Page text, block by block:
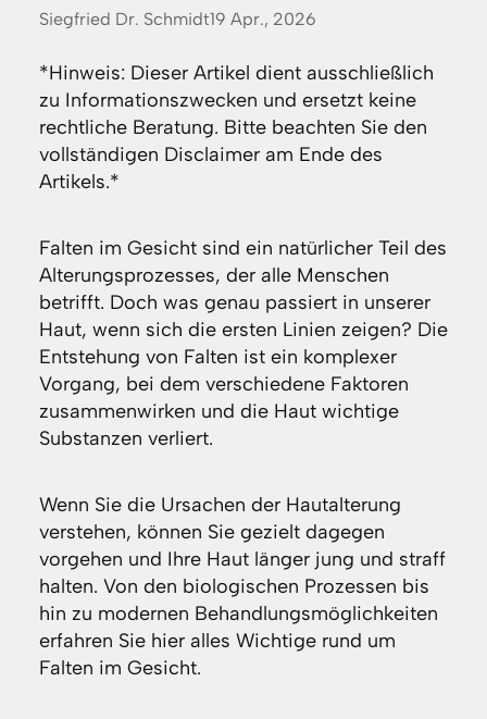
Posted
Siegfried Dr. Schmidt19 Apr., 2026
*Hinweis: Dieser Artikel dient ausschließlich
zu Informationszwecken und ersetzt keine
rechtliche Beratung. Bitte beachten Sie den
vollständigen Disclaimer am Ende des
Artikels.*
Falten im Gesicht sind ein natürlicher Teil des
Alterungsprozesses, der alle Menschen
betrifft. Doch was genau passiert in unserer
Haut, wenn sich die ersten Linien zeigen? Die
Entstehung von Falten ist ein komplexer
Vorgang, bei dem verschiedene Faktoren
zusammenwirken und die Haut wichtige
Substanzen verliert.
Wenn Sie die Ursachen der Hautalterung
verstehen, können Sie gezielt dagegen
vorgehen und Ihre Haut länger jung und straff
halten. Von den biologischen Prozessen bis
hin zu modernen Behandlungsmöglichkeiten
erfahren Sie hier alles Wichtige rund um
Falten im Gesicht.